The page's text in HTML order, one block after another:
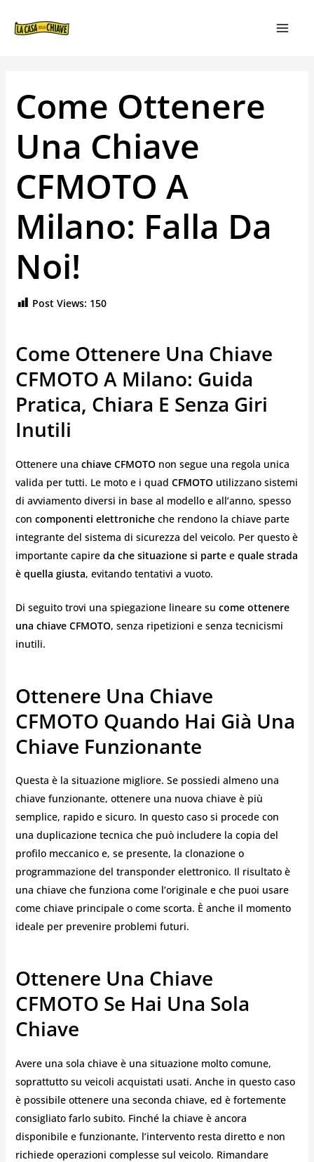
Come Ottenere
Una Chiave
CFMOTO A
Milano: Falla Da
Noi!
Post Views: 150
Come Ottenere Una Chiave
CFMOTO A Milano: Guida
Pratica, Chiara E Senza Giri
Inutili
Ottenere una chiave CFMOTOnon segue una regola unica
valida per tutti. Le moto e i quad CFMOTOutilizzano sistemi
di avviamento diversi in base al modello e all’anno, spesso
con componenti elettronicheche rendono la chiave parte
integrante del sistema di sicurezza del veicolo. Per questo è
importante capire da che situazione si partee quale strada
è quella giusta, evitando tentativi a vuoto.
Di seguito trovi una spiegazione lineare su come ottenere
una chiave CFMOTO, senza ripetizioni e senza tecnicismi
inutili.
Ottenere Una Chiave
CFMOTO Quando Hai Già Una
Chiave Funzionante
Questa è la situazione migliore. Se possiedi almeno una
chiave funzionante, ottenere una nuova chiave è più
semplice, rapido e sicuro. In questo caso si procede con
una duplicazione tecnica che può includere la copia del
profilo meccanico e, se presente, la clonazione o
programmazione del transponder elettronico. Il risultato è
una chiave che funziona come l’originale e che puoi usare
come chiave principale o come scorta. È anche il momento
ideale per prevenire problemi futuri.
Ottenere Una Chiave
CFMOTO Se Hai Una Sola
Chiave
Avere una sola chiave è una situazione molto comune,
soprattutto su veicoli acquistati usati. Anche in questo caso
è possibile ottenere una seconda chiave, ed è fortemente
consigliato farlo subito. Finché la chiave è ancora
disponibile e funzionante, l’intervento resta diretto e non
richiede operazioni complesse sul veicolo. Rimandare
ARTICOLI